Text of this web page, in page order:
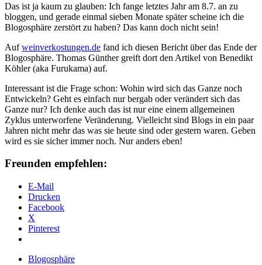
Das ist ja kaum zu glauben: Ich fange letztes Jahr am 8.7. an zu
bloggen, und gerade einmal sieben Monate später scheine ich die
Blogosphäre zerstört zu haben? Das kann doch nicht sein!
Aufweinverkostungen.de fand ich diesen Bericht über das Ende der
Blogosphäre. Thomas Günther greift dort den Artikel von Benedikt
Köhler(aka Furukama) auf.
Interessant ist die Frage schon: Wohin wird sich das Ganze noch
Entwickeln? Geht es einfach nur bergab oder verändert sich das
Ganze nur? Ich denke auch das ist nur eine einem allgemeinen
Zyklus unterworfene Veränderung. Vielleicht sind Blogs in ein paar
Jahren nicht mehr das was sie heute sind oder gestern waren. Geben
wird es sie sicher immer noch. Nur anders eben!
Freunden empfehlen:
E-Mail
Drucken
Facebook
X
Pinterest
Blogosphäre